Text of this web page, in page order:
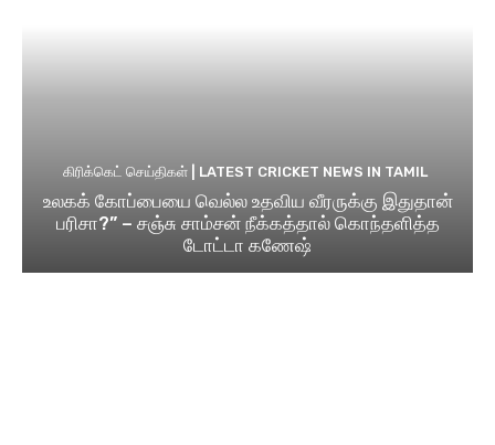
கிரிக்கெட் செய்திகள் | LATEST CRICKET NEWS IN TAMIL
உலகக் கோப்பையை வெல்ல உதவிய வீரருக்கு இதுதான்
பரிசா?” – சஞ்சு சாம்சன் நீக்கத்தால் கொந்தளித்த
டோட்டா கணேஷ்